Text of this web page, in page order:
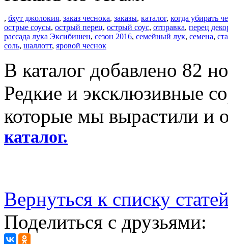
, бхут джолокия, заказ чеснока, заказы, каталог, когда убирать
острые соусы, острый перец, острый соус, отправка, перец
рассада лука Эксибишен, сезон 2016, семейный лук, семена,
соль, шаллотт, яровой чеснок
В каталог добавлено 82
Редкие и эксклюзивные
которые мы вырастили и
каталог.
Вернуться к списку
Поделиться с друзьями: